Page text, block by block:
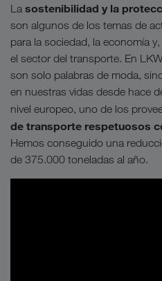
La sostenibilidad y la
son algunos de los temas de
para la sociedad, la economía
el sector del transporte. En
son solo palabras de moda,
en nuestras vidas desde hace
nivel europeo, uno de los
de transporte respetuosos
Hemos conseguido una
de 375.000 toneladas al año.